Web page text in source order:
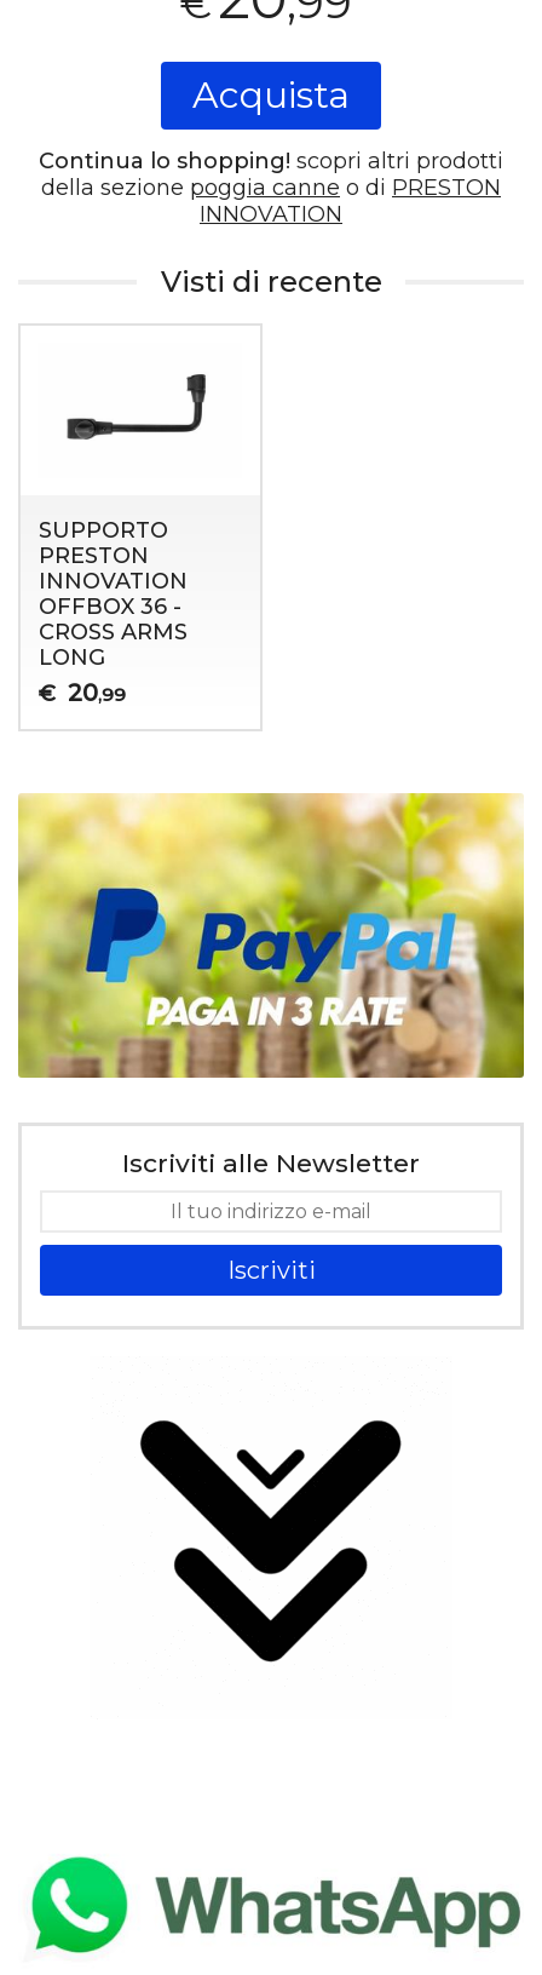
Acquista
Continua lo shopping! scopri altri prodotti
della sezione poggia canne o di PRESTON
INNOVATION
Visti di recente
SUPPORTO
PRESTON
INNOVATION
OFFBOX 36 -
CROSS ARMS
LONG
€ 20,99
Iscriviti alle Newsletter
Iscriviti